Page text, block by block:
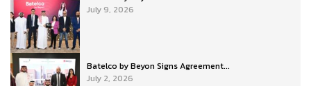
July 9, 2026
Batelco by Beyon Signs Agreement...
July 2, 2026